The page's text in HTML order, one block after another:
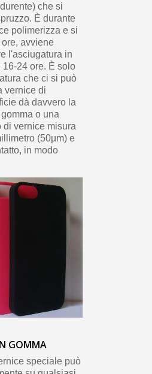
che si
È durante
polimerizza e si
avviene
l'asciugatura in
24 ore. È solo
che ci si può
vernice di
dà davvero la
o una
di vernice misura
(50µm) e
in modo
GOMMA
speciale può